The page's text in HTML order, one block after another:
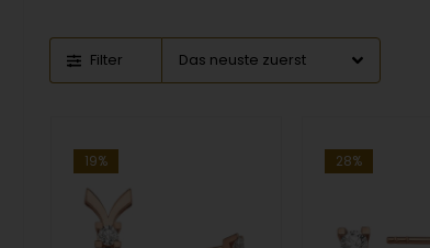
Filter
19% 28%